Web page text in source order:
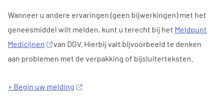
Wanneer u andere ervaringen (geen bijwerkingen) met het
geneesmiddel wilt melden, kunt u terecht bij het Meldpunt
Medicijnen
van DGV. Hierbij valt bijvoorbeeld te denken
aan problemen met de verpakking of bijsluiterteksten.
» Begin uw melding